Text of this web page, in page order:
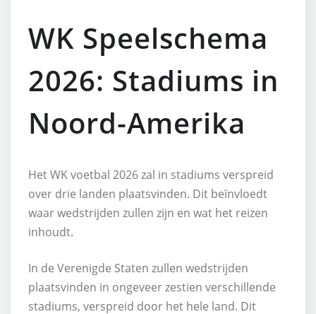
WK Speelschema
2026: Stadiums in
Noord-Amerika
Het WK voetbal 2026 zal in stadiums verspreid
over drie landen plaatsvinden. Dit beïnvloedt
waar wedstrijden zullen zijn en wat het reizen
inhoudt.
In de Verenigde Staten zullen wedstrijden
plaatsvinden in ongeveer zestien verschillende
stadiums, verspreid door het hele land. Dit